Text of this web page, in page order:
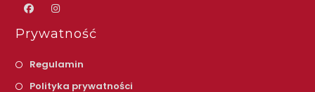
Prywatność
Regulamin
Polityka prywatności